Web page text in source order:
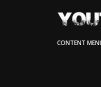
CONTENT